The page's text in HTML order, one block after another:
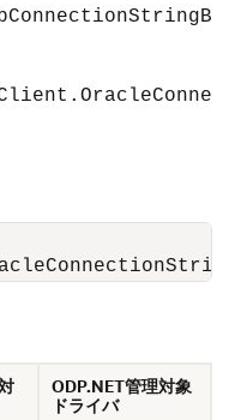
ODP.NET管理対象
ドライバ